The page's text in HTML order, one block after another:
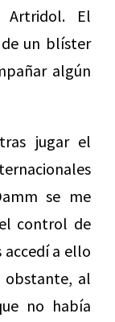
Artridol. El
un blíster
algún
jugar el
se me
control de
accedí a ello
obstante, al
no había